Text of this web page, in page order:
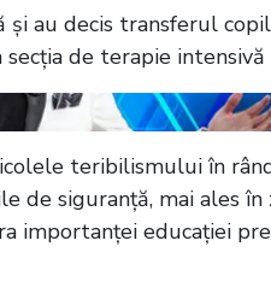
au decis transferul
de terapie
teribilismului în
de siguranță, mai ales
importanței educației